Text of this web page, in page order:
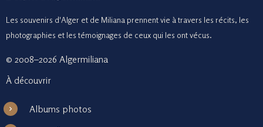
Les souvenirs d'Alger et de Miliana prennent vie à travers les récits, les
photographies et les témoignages de ceux qui les ont vécus.
© 2008–2026 Algermiliana
À découvrir
Albums photos